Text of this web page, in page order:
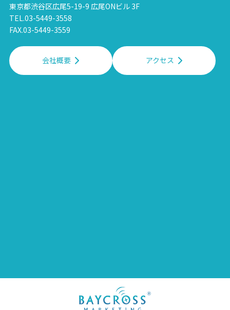
東京都渋谷区広尾5-19-9 広尾ONビル 3F
TEL.03-5449-3558
FAX.03-5449-3559
会社概要 アクセス